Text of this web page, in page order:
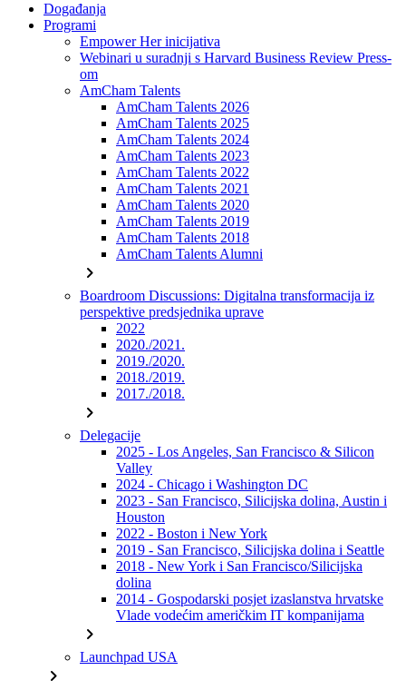
Događanja
Programi
Empower Her inicijativa
Webinari u suradnji s Harvard Business Review Press-
om
AmCham Talents
AmCham Talents 2026
AmCham Talents 2025
AmCham Talents 2024
AmCham Talents 2023
AmCham Talents 2022
AmCham Talents 2021
AmCham Talents 2020
AmCham Talents 2019
AmCham Talents 2018
AmCham Talents Alumni
chevron_right
Boardroom Discussions: Digitalna transformacija iz
perspektive predsjednika uprave
2022
2020./2021.
2019./2020.
2018./2019.
2017./2018.
chevron_right
Delegacije
2025 - Los Angeles, San Francisco & Silicon
Valley
2024 - Chicago i Washington DC
2023 - San Francisco, Silicijska dolina, Austin i
Houston
2022 - Boston i New York
2019 - San Francisco, Silicijska dolina i Seattle
2018 - New York i San Francisco/Silicijska
dolina
2014 - Gospodarski posjet izaslanstva hrvatske
Vlade vodećim američkim IT kompanijama
chevron_right
Launchpad USA
chevron_right